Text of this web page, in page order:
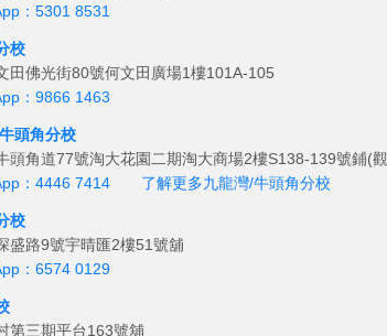
：5301 8531
校
田佛光街80號何文田廣場1樓101A-105
：9866 1463
頭角分校
頭角道77號淘大花園二期淘大商場2樓S138-139號鋪(
：4446 7414
了解更多九龍灣/牛頭角分校
校
盛路9號宇晴匯2樓51號舖
：6574 0129
第三期平台163號舖